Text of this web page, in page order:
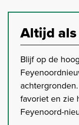
Altijd
Blijf op de
favoriet en zie
Feyenoord-